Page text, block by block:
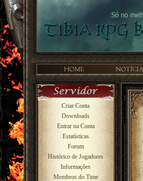
Criar Conta
Downloads
Entrar na Conta
Estatísticas
Forum
Histórico de Jogadores
Informações
Membros do Time